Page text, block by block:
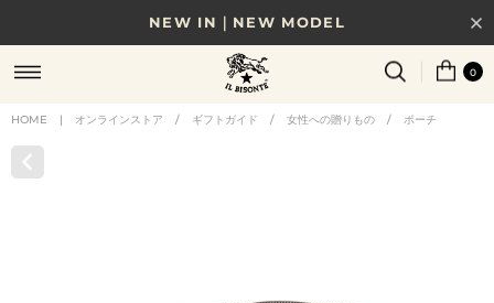
NEW IN｜NEW MODEL
8/17(月)10時まで｜税込11,000円以上で送料無料
贈る相手やシーンから選べる、新しいギフトガイド
0
HOME | オンラインストア / ギフトガイド / 女性への贈りもの / ポーチ